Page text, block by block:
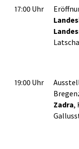
17:00 Uhr
19:00 Uhr
Zadra,